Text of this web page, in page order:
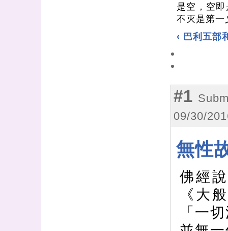
是空，空
不灭是第一
‹ 巴利五部
#1
09/30/
無性
佛經
《大
「一